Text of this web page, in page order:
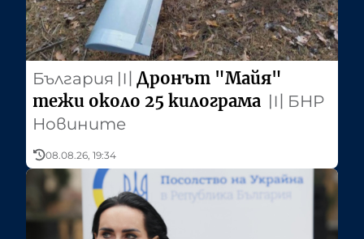
България 〣 Дронът "Майя"
тежи около 25 килограма 〣
БНР
Новините
08.08.26, 19:34